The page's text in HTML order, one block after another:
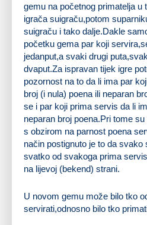
gemu na početnog primatelja u
igrača suigraču,potom
suigraču i tako dalje.Dakle
početku gema par koji
jedanput,a svaki drugi
dvaput.Za ispravan tijek igre
pozornost na to da li ima par
broj (i nula) poena ili neparan
se i par koji prima servis da li
neparan broj poena.Pri tome
s obzirom na parnost poena
način postignuto je to da
svatko od svakoga prima
na lijevoj (bekend) strani.
U novom gemu može bilo tko
servirati,odnosno bilo tko